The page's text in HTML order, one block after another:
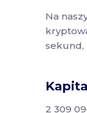
Na
sekund,
2 309